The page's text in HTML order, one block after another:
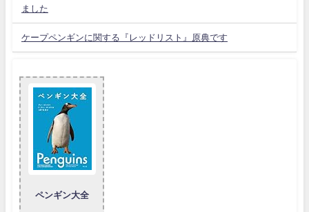
ました
ケープペンギンに関する『レッドリスト』原典です
ペンギン大全